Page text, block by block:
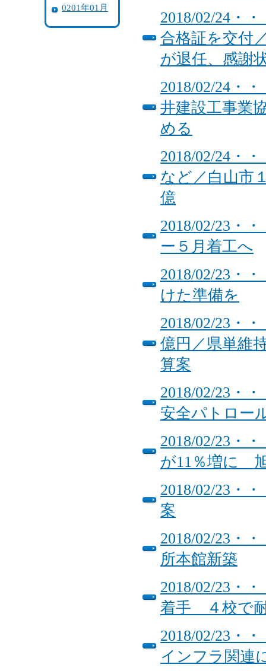
0201年01月
2018/02/24・
合格証を交付
が退任、感謝
2018/02/24・
井建設工事業
める
2018/02/24・
など／白山市
億
2018/02/23・
ー５月着工へ
2018/02/23・
けた準備を
2018/02/23・
億円／県単維
算案
2018/02/23・
安全パトロー
2018/02/23・
が11％増に
2018/02/23・
案
2018/02/23・
所本館新築
2018/02/23・
着手 ４校で
2018/02/23・
インフラ関連